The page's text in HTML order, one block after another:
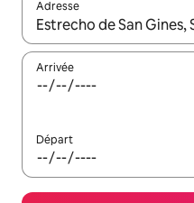
Adresse
Lorsque les résultats
Arrivée
Départ